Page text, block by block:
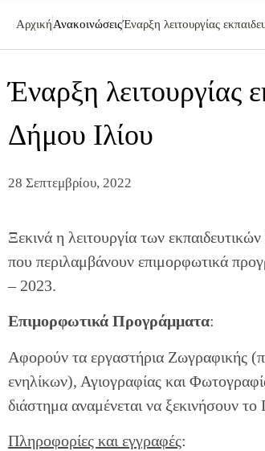
ΑρχικήΑνακοινώσειςΈναρξη λειτουργίας
Έναρξη λειτουργίας
Δήμου Ιλίου
28 Σεπτεμβρίου, 2022
Ξεκινά η λειτουργία των
που περιλαμβάνουν επιμορφωτικά
– 2023.
Επιμορφωτικά Προγράμματα:
Αφορούν τα εργαστήρια Ζωγραφικής
ενηλίκων), Αγιογραφίας και
διάστημα αναμένεται να ξεκινήσουν
Πληροφορίες και εγγραφές: